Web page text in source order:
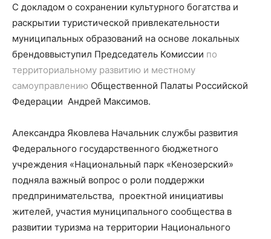
С докладом о сохранении культурного богатства и
раскрытии туристической привлекательности
муниципальных образований на основе локальных
брендоввыступил Председатель Комиссии по
территориальному развитию и местному
самоуправлению Общественной Палаты Российской
Федерации Андрей Максимов.
Александра Яковлева Начальник службы развития
Федерального государственного бюджетного
учреждения «Национальный парк «Кенозерский»
подняла важный вопрос о роли поддержки
предпринимательства, проектной инициативы
жителей, участия муниципального сообщества в
развитии туризма на территории Национального